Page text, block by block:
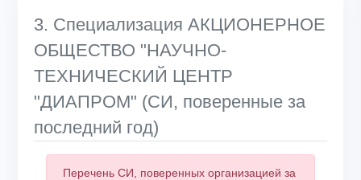
3. Специализация АКЦИОНЕРНОЕ
ОБЩЕСТВО "НАУЧНО-
ТЕХНИЧЕСКИЙ ЦЕНТР
"ДИАПРОМ" (СИ, поверенные за
последний год)
Перечень СИ, поверенных организацией за